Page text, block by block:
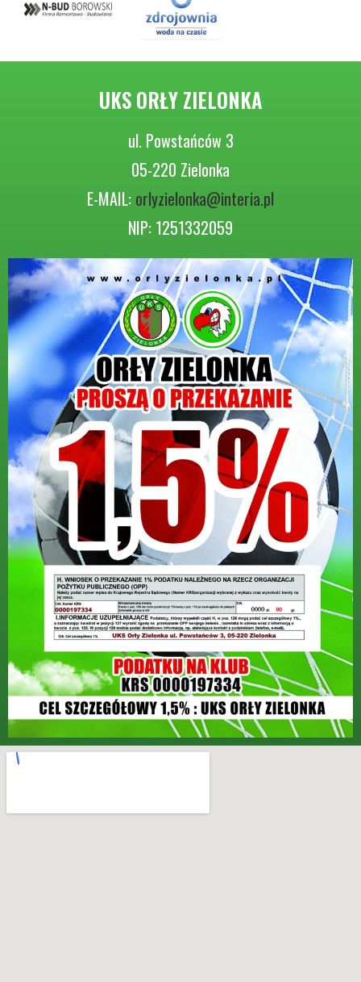
UKS ORŁY ZIELONKA
ul. Powstańców 3
05-220 Zielonka
E-MAIL: orlyzielonka@interia.pl
NIP: 1251332059